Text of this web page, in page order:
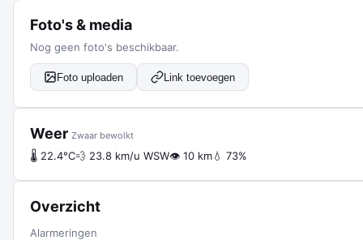
Foto's & media
Nog geen foto's beschikbaar.
Foto uploaden Link toevoegen
Weer Zwaar bewolkt
🌡 22.4°C💨 23.8 km/u WSW👁 10 km💧 73%
Overzicht
Alarmeringen